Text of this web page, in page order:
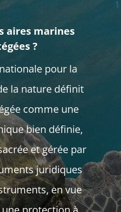
aires marines
?
pour la
la nature définit
comme une
bien définie,
et gérée par
juridiques
en vue